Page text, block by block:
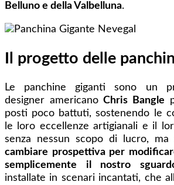
Belluno e della Valbelluna.
Il progetto delle
Le panchine giganti sono un
designer americano Chris Bangle
posti poco battuti, sostenendo le
le loro eccellenze artigianali e il
senza nessun scopo di lucro, ma
cambiare prospettiva per
semplicemente il nostro
installate in scenari incantati, che